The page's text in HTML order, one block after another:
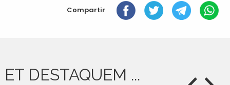
Compartir
ET DESTAQUEM ...